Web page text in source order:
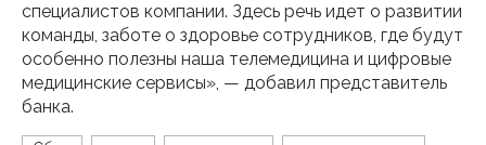
специалистов компании. Здесь речь идет о развитии
команды, заботе о здоровье сотрудников, где будут
особенно полезны наша телемедицина и цифровые
медицинские сервисы», — добавил представитель
банка.